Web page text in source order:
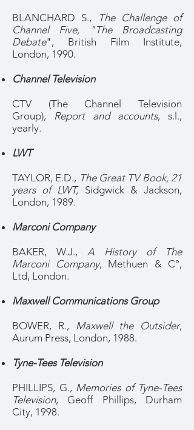
BLANCHARD S.,
The Challenge of
Channel Five, "The Broadcasting
Debate", British Film Institute,
London, 1990.
Channel Television
CTV (The Channel Television
Group), Report and accounts, s.l.,
yearly.
LWT
TAYLOR, E.D., The Great TV Book, 21
years of LWT,Sidgwick & Jackson,
London, 1989.
Marconi Company
BAKER, W.J., A History of The
Marconi Company, Methuen & C°,
Ltd, London.
Maxwell Communications Group
BOWER, R., Maxwell the Outsider,
Aurum Press, London, 1988.
Tyne-Tees Television
PHILLIPS, G., Memories of Tyne-Tees
Television, Geoff Phillips, Durham
City, 1998.